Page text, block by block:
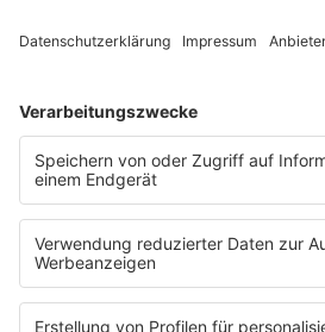
Righeira - Vamos a la Playa
Belinda Carlisle - Heaven
Earth
24.02.2025